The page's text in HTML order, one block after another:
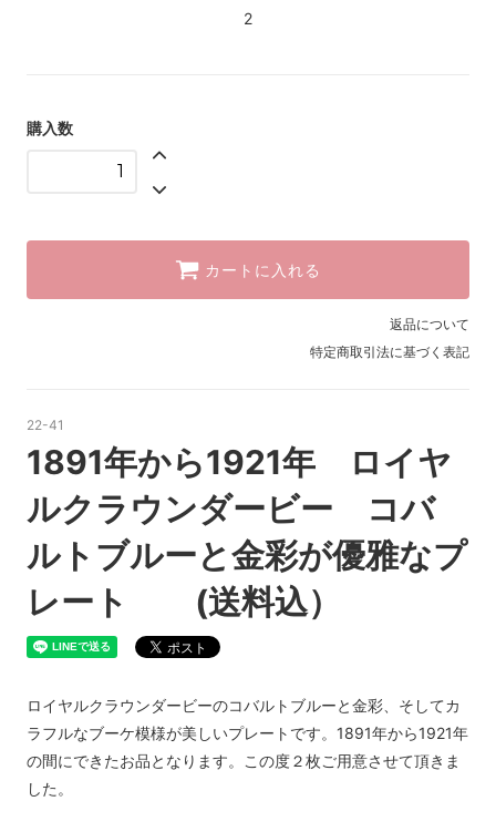
2
購入数
カートに入れる
返品について
特定商取引法に基づく表記
22-41
1891年から1921年 ロイヤ
ルクラウンダービー コバ
ルトブルーと金彩が優雅なプ
レート (送料込）
ロイヤルクラウンダービーのコバルトブルーと金彩、そしてカ
ラフルなブーケ模様が美しいプレートです。1891年から1921年
の間にできたお品となります。この度２枚ご用意させて頂きま
した。